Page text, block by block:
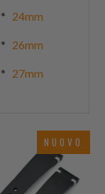
* 24mm
* 26mm
* 27mm
NUOVO